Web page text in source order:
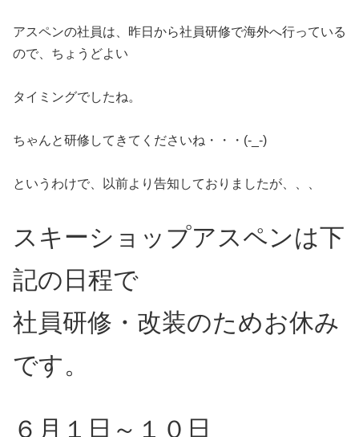
アスペンの社員は、昨日から社員研修で海外へ行っている
ので、ちょうどよい
タイミングでしたね。
ちゃんと研修してきてくださいね・・・(-_-)
というわけで、以前より告知しておりましたが、、、
スキーショップアスペンは下
記の日程で
社員研修・改装のためお休み
です。
６月１日～１０日